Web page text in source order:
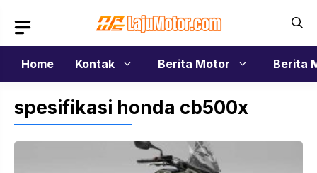
isi
Home
Kontak Berita Motor Berita
spesifikasi honda cb500x